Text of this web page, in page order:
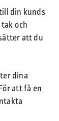
din kunds
och
att du
dina
att få en